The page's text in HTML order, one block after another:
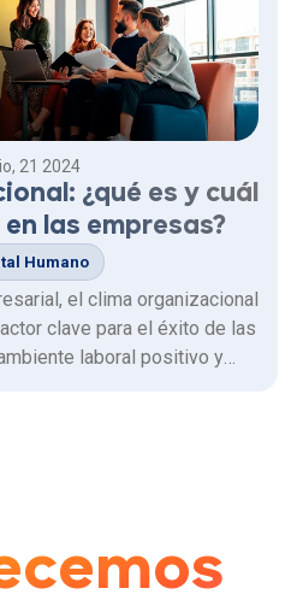
21 2024
¿qué es y cuál
las empresas?
Humano
el clima organizacional
clave para el éxito de las
laboral positivo y